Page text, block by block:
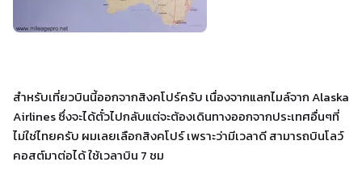
สำหรับเที่ยวบินนี้ออกจากสิงคโปร์ครับ เนื่องจากแลกไมล์จาก Alaska
Airlines ซึ่งจะได้ตั๋วไปกลับแต่จะต้องเดินทางออกจากประเทศอื่นๆที่
ไม่ใช่ไทยครับ ผมเลยเลือกสิงคโปร์ เพราะว่ามีเวลาดี สามารถบินโลว์
คอสต์มาต่อได้ ใช้เวลาบิน 7 ชม